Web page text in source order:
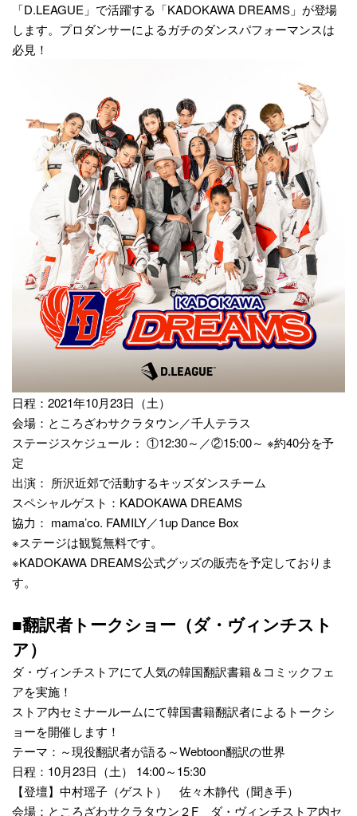
「D.LEAGUE」で活躍する「KADOKAWA DREAMS」が登場
します。プロダンサーによるガチのダンスパフォーマンスは
必見！
日程：2021年10月23日（土）
会場：ところざわサクラタウン／千人テラス
ステージスケジュール： ①12:30～／②15:00～ ※約40分を予
定
出演： 所沢近郊で活動するキッズダンスチーム
スペシャルゲスト：KADOKAWA DREAMS
協力： mama’co. FAMILY／1up Dance Box
※ステージは観覧無料です。
※KADOKAWA DREAMS公式グッズの販売を予定しておりま
す。
■翻訳者トークショー（ダ・ヴィンチスト
ア）
ダ・ヴィンチストアにて人気の韓国翻訳書籍＆コミックフェ
アを実施！
ストア内セミナールームにて韓国書籍翻訳者によるトークシ
ョーを開催します！
テーマ：～現役翻訳者が語る～Webtoon翻訳の世界
日程：10月23日（土） 14:00～15:30
【登壇】中村瑶子（ゲスト） 佐々木静代（聞き手）
会場：ところざわサクラタウン２F ダ・ヴィンチストア内セ